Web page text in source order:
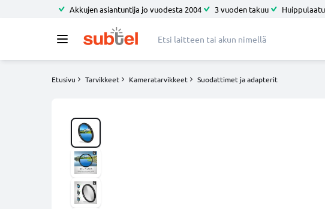
Akkujen asiantuntija jo vuodesta 2004 3 vuoden takuu
Etusivu Tarvikkeet Kameratarvikkeet Suodattimet ja adapterit